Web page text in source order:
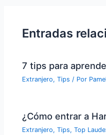
Entradas
7 tips para
Extranjero,Tips / Por
¿Cómo entrar a
Extranjero,Tips,Top